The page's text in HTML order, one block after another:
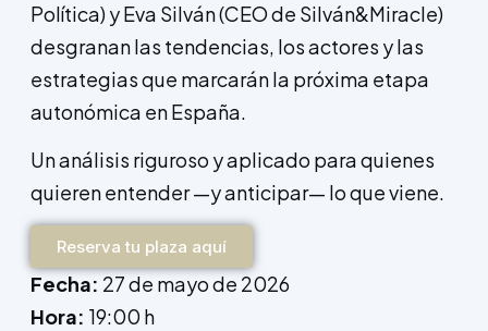
Política) y Eva Silván (CEO de Silván&Miracle)
desgranan las tendencias, los actores y las
estrategias que marcarán la próxima etapa
autonómica en España.
Un análisis riguroso y aplicado para quienes
quieren entender —y anticipar— lo que viene.
Reserva tu plaza aquí
Fecha: 27 de mayo de 2026
Hora: 19:00 h